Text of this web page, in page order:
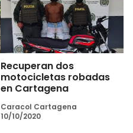
Recuperan dos
motocicletas robadas
en Cartagena
Caracol Cartagena
10/10/2020